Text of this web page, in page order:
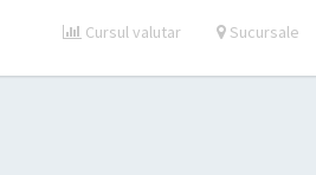
Cursul valutar Sucursale